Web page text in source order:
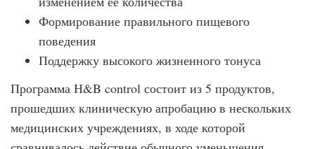
Формирование правильного пищевого
поведения
Поддержку высокого жизненного тонуса
Программа Н&B control состоит из 5 продуктов,
прошедших клиническую апробацию в нескольких
медицинских учреждениях, в ходе которой